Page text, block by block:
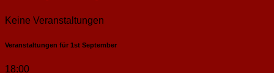
Keine Veranstaltungen
Veranstaltungen für 1st September
18:00